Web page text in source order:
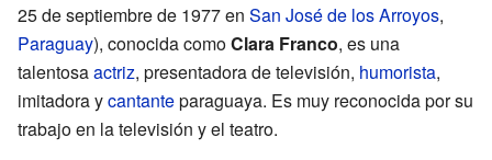
25 de septiembre de 1977 en San José de los Arroyos,
Paraguay), conocida comoClara Franco, es una
talentosaactriz, presentadora de televisión, humorista,
imitadora ycantanteparaguaya. Es muy reconocida por su
trabajo en la televisión y el teatro.